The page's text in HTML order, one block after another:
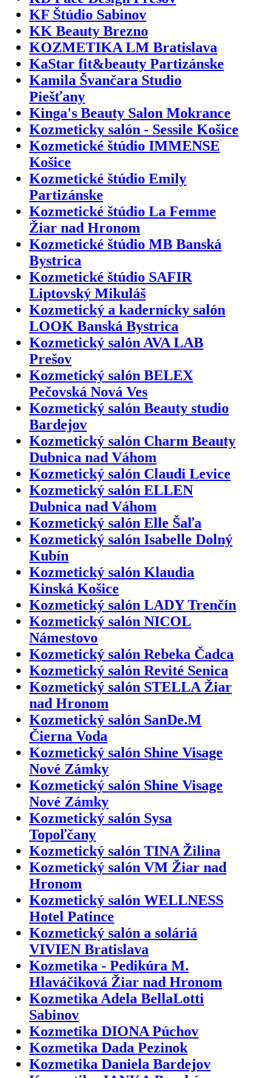
KF Štúdio Sabinov
KK Beauty Brezno
KOZMETIKA LM Bratislava
KaStar fit&beauty Partizánske
Kamila Švančara Studio
Piešťany
Kinga's Beauty Salon Mokrance
Kozmeticky salón - Sessile Košice
Kozmetické štúdio IMMENSE
Košice
Kozmetické štúdio Emily
Partizánske
Kozmetické štúdio La Femme
Žiar nad Hronom
Kozmetické štúdio MB Banská
Bystrica
Kozmetické štúdio SAFIR
Liptovský Mikuláš
Kozmetický a kadernícky salón
LOOK Banská Bystrica
Kozmetický salón AVA LAB
Prešov
Kozmetický salón BELEX
Pečovská Nová Ves
Kozmetický salón Beauty studio
Bardejov
Kozmetický salón Charm Beauty
Dubnica nad Váhom
Kozmetický salón Claudi Levice
Kozmetický salón ELLEN
Dubnica nad Váhom
Kozmetický salón Elle Šaľa
Kozmetický salón Isabelle Dolný
Kubín
Kozmetický salón Klaudia
Kinská Košice
Kozmetický salón LADY Trenčín
Kozmetický salón NICOL
Námestovo
Kozmetický salón Rebeka Čadca
Kozmetický salón Revité Senica
Kozmetický salón STELLA Žiar
nad Hronom
Kozmetický salón SanDe.M
Čierna Voda
Kozmetický salón Shine Visage
Nové Zámky
Kozmetický salón Shine Visage
Nové Zámky
Kozmetický salón Sysa
Topoľčany
Kozmetický salón TINA Žilina
Kozmetický salón VM Žiar nad
Hronom
Kozmetický salón WELLNESS
Hotel Patince
Kozmetický salón a soláriá
VIVIEN Bratislava
Kozmetika - Pedikúra M.
Hlaváčiková Žiar nad Hronom
Kozmetika Adela BellaLotti
Sabinov
Kozmetika DIONA Púchov
Kozmetika Dada Pezinok
Kozmetika Daniela Bardejov